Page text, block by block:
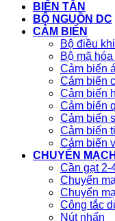
BIẾN TẦN
BỘ NGUỒN DC
CẢM BIẾN
Bộ điều
Bộ mã
Cảm biến
Cảm biến
Cảm biến
Cảm biến
Cảm biến
Cảm biến
Cảm biến
CHUYỂN
Cần gạt 2-
Chuyển
Chuyển
Công tắc
Nút nhấn